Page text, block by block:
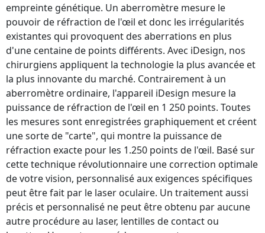
empreinte génétique. Un aberromètre mesure le
pouvoir de réfraction de l'œil et donc les irrégularités
existantes qui provoquent des aberrations en plus
d'une centaine de points différents. Avec iDesign, nos
chirurgiens appliquent la technologie la plus avancée et
la plus innovante du marché. Contrairement à un
aberromètre ordinaire, l'appareil iDesign mesure la
puissance de réfraction de l'œil en 1 250 points. Toutes
les mesures sont enregistrées graphiquement et créent
une sorte de "carte", qui montre la puissance de
réfraction exacte pour les 1.250 points de l'œil. Basé sur
cette technique révolutionnaire une correction optimale
de votre vision, personnalisé aux exigences spécifiques
peut être fait par le laser oculaire. Un traitement aussi
précis et personnalisé ne peut être obtenu par aucune
autre procédure au laser, lentilles de contact ou